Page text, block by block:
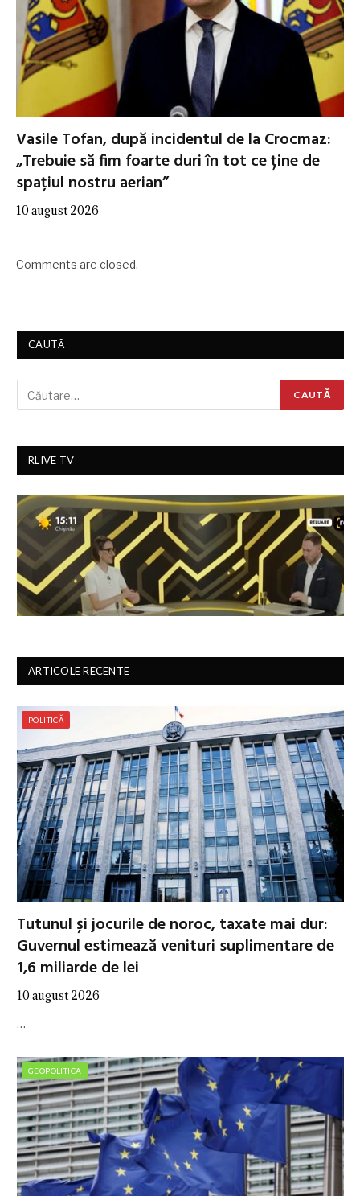
Vasile Tofan, după incidentul de la Crocmaz:
„Trebuie să fim foarte duri în tot ce ține de
spațiul nostru aerian”
10 august 2026
Comments are closed.
CAUTĂ
RLIVE TV
ARTICOLE RECENTE
POLITICĂ
Tutunul și jocurile de noroc, taxate mai dur:
Guvernul estimează venituri suplimentare de
1,6 miliarde de lei
10 august 2026
…
GEOPOLITICA